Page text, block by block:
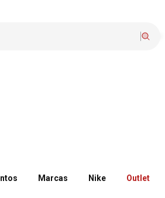
Marcas Nike Outlet